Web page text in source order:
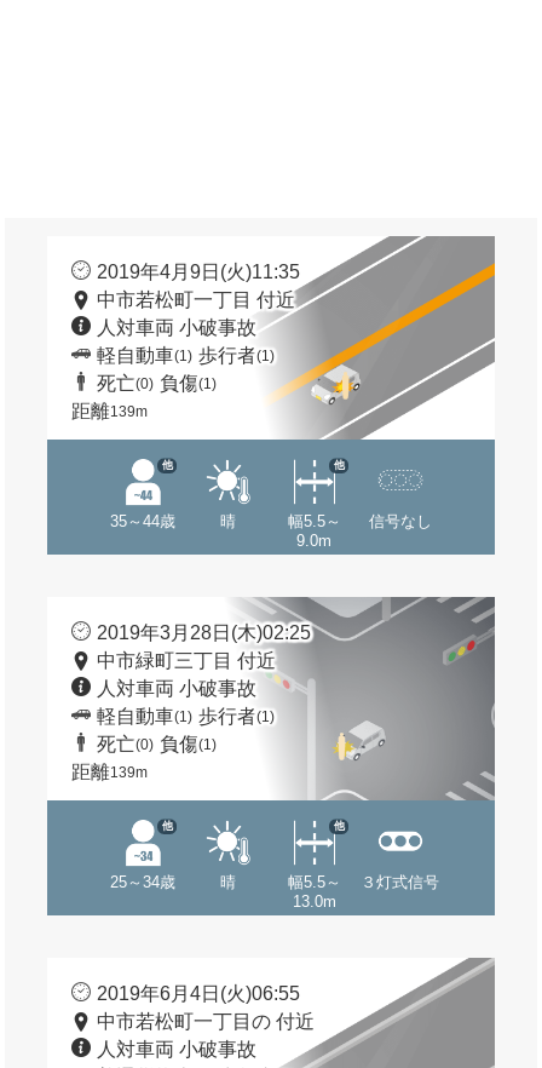
2019年4月9日(火)11:35
中市若松町一丁目 付近
人対車両 小破事故
軽自動車(1) 歩行者(1)
死亡(0) 負傷(1)
距離139m
35～44歳
他
晴
幅5.5～
9.0m
他
信号なし
2019年3月28日(木)02:25
中市緑町三丁目 付近
人対車両 小破事故
軽自動車(1) 歩行者(1)
死亡(0) 負傷(1)
距離139m
25～34歳
他
晴
幅5.5～
13.0m
他
３灯式信号
2019年6月4日(火)06:55
中市若松町一丁目の 付近
人対車両 小破事故